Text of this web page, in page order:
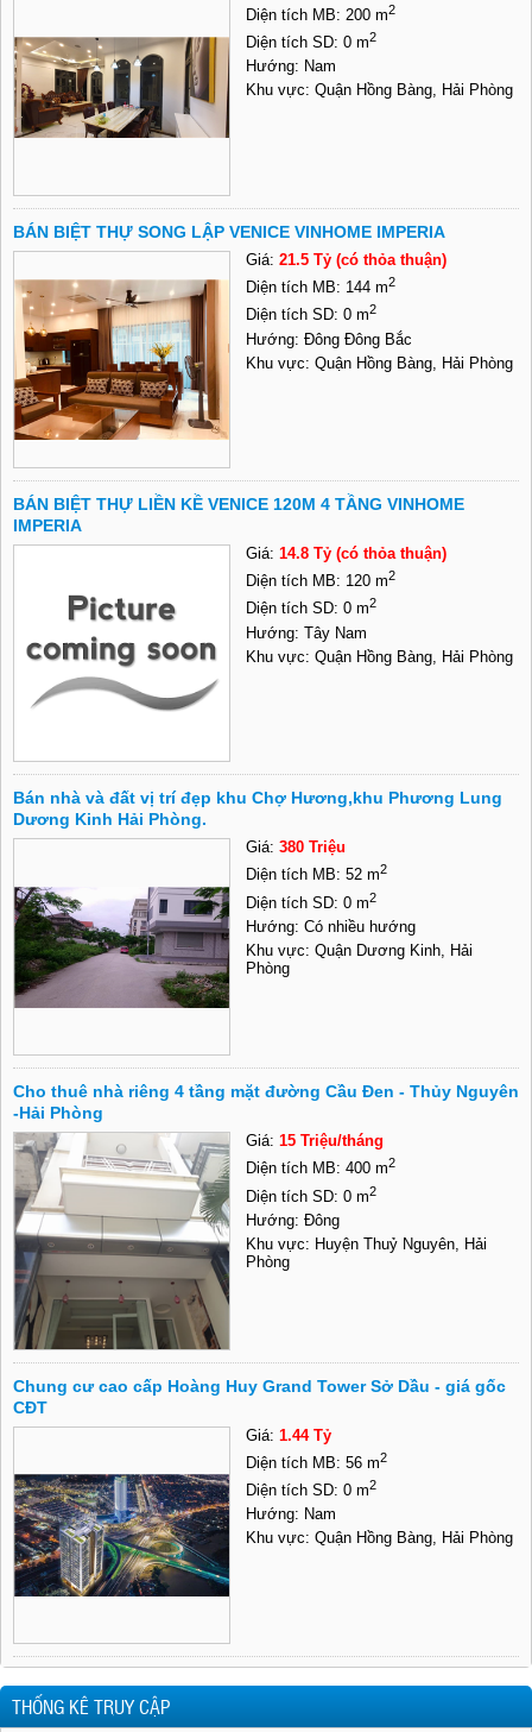
Diện tích MB: 200 m2
Diện tích SD: 0 m2
Hướng: Nam
Khu vực: Quận Hồng Bàng, Hải Phòng
BÁN BIỆT THỰ SONG LẬP VENICE VINHOME IMPERIA
Giá: 21.5 Tỷ (có thỏa thuận)
Diện tích MB: 144 m2
Diện tích SD: 0 m2
Hướng: Đông Đông Bắc
Khu vực: Quận Hồng Bàng, Hải Phòng
BÁN BIỆT THỰ LIỀN KỀ VENICE 120M 4 TẦNG VINHOME
IMPERIA
Giá: 14.8 Tỷ (có thỏa thuận)
Diện tích MB: 120 m2
Diện tích SD: 0 m2
Hướng: Tây Nam
Khu vực: Quận Hồng Bàng, Hải Phòng
Bán nhà và đất vị trí đẹp khu Chợ Hương,khu Phương Lung
Dương Kinh Hải Phòng.
Giá: 380 Triệu
Diện tích MB: 52 m2
Diện tích SD: 0 m2
Hướng: Có nhiều hướng
Khu vực: Quận Dương Kinh, Hải
Phòng
Cho thuê nhà riêng 4 tầng mặt đường Cầu Đen - Thủy Nguyên
-Hải Phòng
Giá: 15 Triệu/tháng
Diện tích MB: 400 m2
Diện tích SD: 0 m2
Hướng: Đông
Khu vực: Huyện Thuỷ Nguyên, Hải
Phòng
Chung cư cao cấp Hoàng Huy Grand Tower Sở Dầu - giá gốc
CĐT
Giá: 1.44 Tỷ
Diện tích MB: 56 m2
Diện tích SD: 0 m2
Hướng: Nam
Khu vực: Quận Hồng Bàng, Hải Phòng
THỐNG KÊ TRUY CẬP